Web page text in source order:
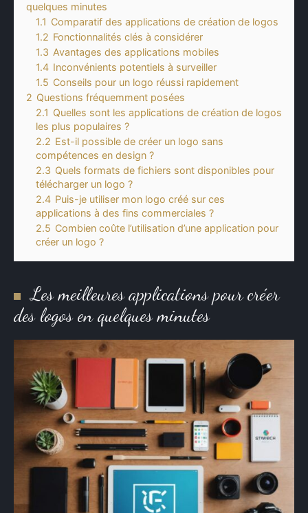
quelques minutes
1.1 Comparatif des applications de création de logos
1.2 Fonctionnalités clés à considérer
1.3 Avantages des applications mobiles
1.4 Inconvénients potentiels à surveiller
1.5 Conseils pour un logo réussi rapidement
2 Questions fréquemment posées
2.1 Quelles sont les applications de création de logos
les plus populaires ?
2.2 Est-il possible de créer un logo sans
compétences en design ?
2.3 Quels formats de fichiers sont disponibles pour
télécharger un logo ?
2.4 Puis-je utiliser mon logo créé sur ces
applications à des fins commerciales ?
2.5 Combien coûte l’utilisation d’une application pour
créer un logo ?
Les meilleures applications pour créer
des logos en quelques minutes